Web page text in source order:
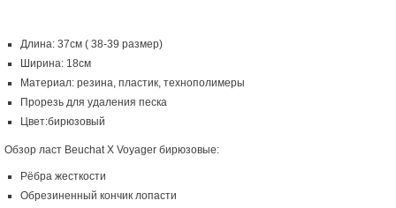
Длина: 37см ( 38-39 размер)
Ширина: 18см
Материал: резина, пластик, технополимеры
Прорезь для удаления песка
Цвет:бирюзовый
Обзор ласт Beuchat X Voyager бирюзовые:
Рёбра жесткости
Обрезиненный кончик лопасти